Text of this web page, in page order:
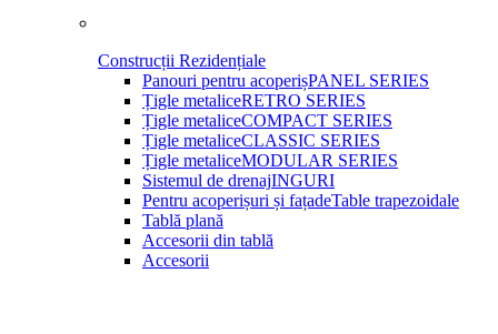
Construcții Rezidențiale
Panouri pentru acoperișPANEL SERIES
Țigle metaliceRETRO SERIES
Țigle metaliceCOMPACT SERIES
Țigle metaliceCLASSIC SERIES
Țigle metaliceMODULAR SERIES
Sistemul de drenajINGURI
Pentru acoperișuri și fațadeTable trapezoidale
Tablă plană
Accesorii din tablă
Accesorii